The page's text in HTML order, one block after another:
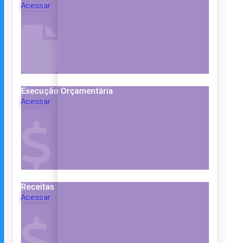
Acessar
Execução Orçamentária
Acessar
Receitas
Acessar